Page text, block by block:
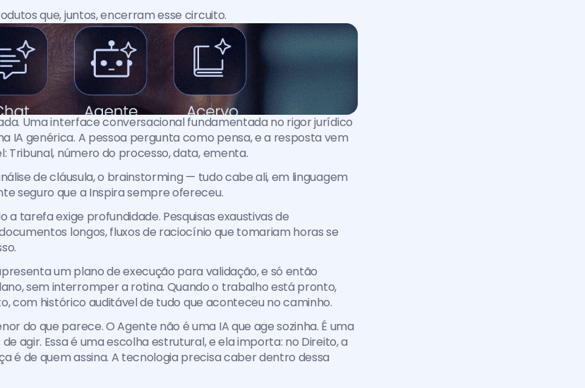
que, juntos, encerram esse circuito.
Uma interface conversacional fundamentada no rigor jurídico
IA genérica. A pessoa pergunta como pensa, e a resposta vem
Tribunal, número do processo, data, ementa.
de cláusula, o brainstorming — tudo cabe ali, em linguagem
seguro que a Inspira sempre ofereceu.
a tarefa exige profundidade. Pesquisas exaustivas de
longos, fluxos de raciocínio que tomariam horas se
um plano de execução para validação, e só então
sem interromper a rotina. Quando o trabalho está pronto,
com histórico auditável de tudo que aconteceu no caminho.
do que parece. O Agente não é uma IA que age sozinha. É uma
agir. Essa é uma escolha estrutural, e ela importa: no Direito, a
é de quem assina. A tecnologia precisa caber dentro dessa